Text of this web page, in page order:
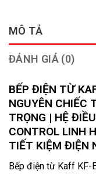
MÔ TẢ
ĐÁNH GIÁ (0)
BẾP ĐIỆN TỪ
NGUYÊN CHIẾC
TRỌNG | HỆ
CONTROL LINH
TIẾT KIỆM ĐIỆN
Bếp điện từ Kaff KF-